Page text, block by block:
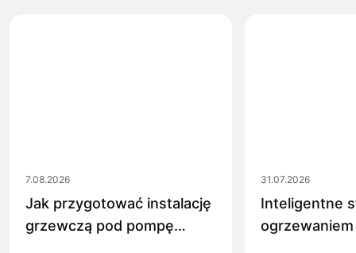
7.08.2026
Jak przygotować instalację
grzewczą pod pompę
31.07.2026
Inteligentne